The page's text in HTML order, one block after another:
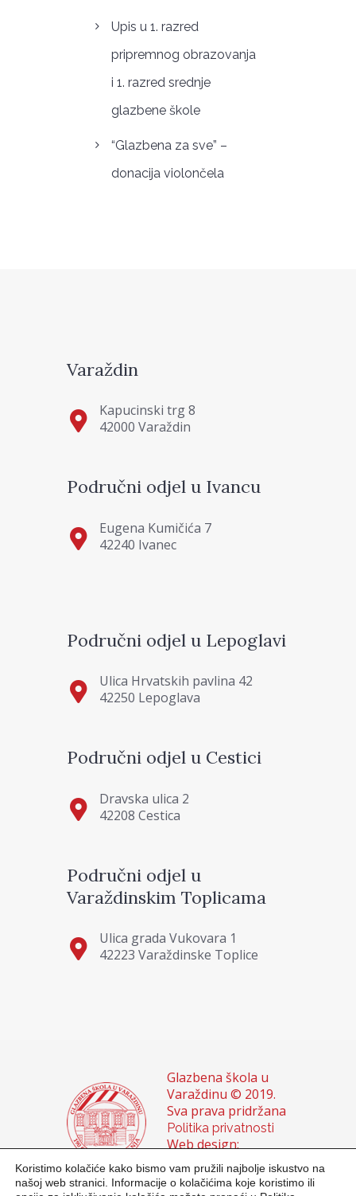
Upis u 1. razred
pripremnog obrazovanja
i 1. razred srednje
glazbene škole
“Glazbena za sve” –
donacija violončela
Varaždin
Kapucinski trg 8
42000 Varaždin
Područni odjel u Ivancu
Eugena Kumičića 7
42240 Ivanec
Područni odjel u Lepoglavi
Ulica Hrvatskih pavlina 42
42250 Lepoglava
Područni odjel u Cestici
Dravska ulica 2
42208 Cestica
Područni odjel u
Varaždinskim Toplicama
Ulica grada Vukovara 1
42223 Varaždinske Toplice
Glazbena škola u
Varaždinu © 2019.
Sva prava pridržana
Politika privatnosti
Web design:
Domagoj Sigur &
Sanja Buhin
Koristimo kolačiće kako bismo vam pružili najbolje iskustvo na
našoj web stranici. Informacije o kolačićima koje koristimo ili